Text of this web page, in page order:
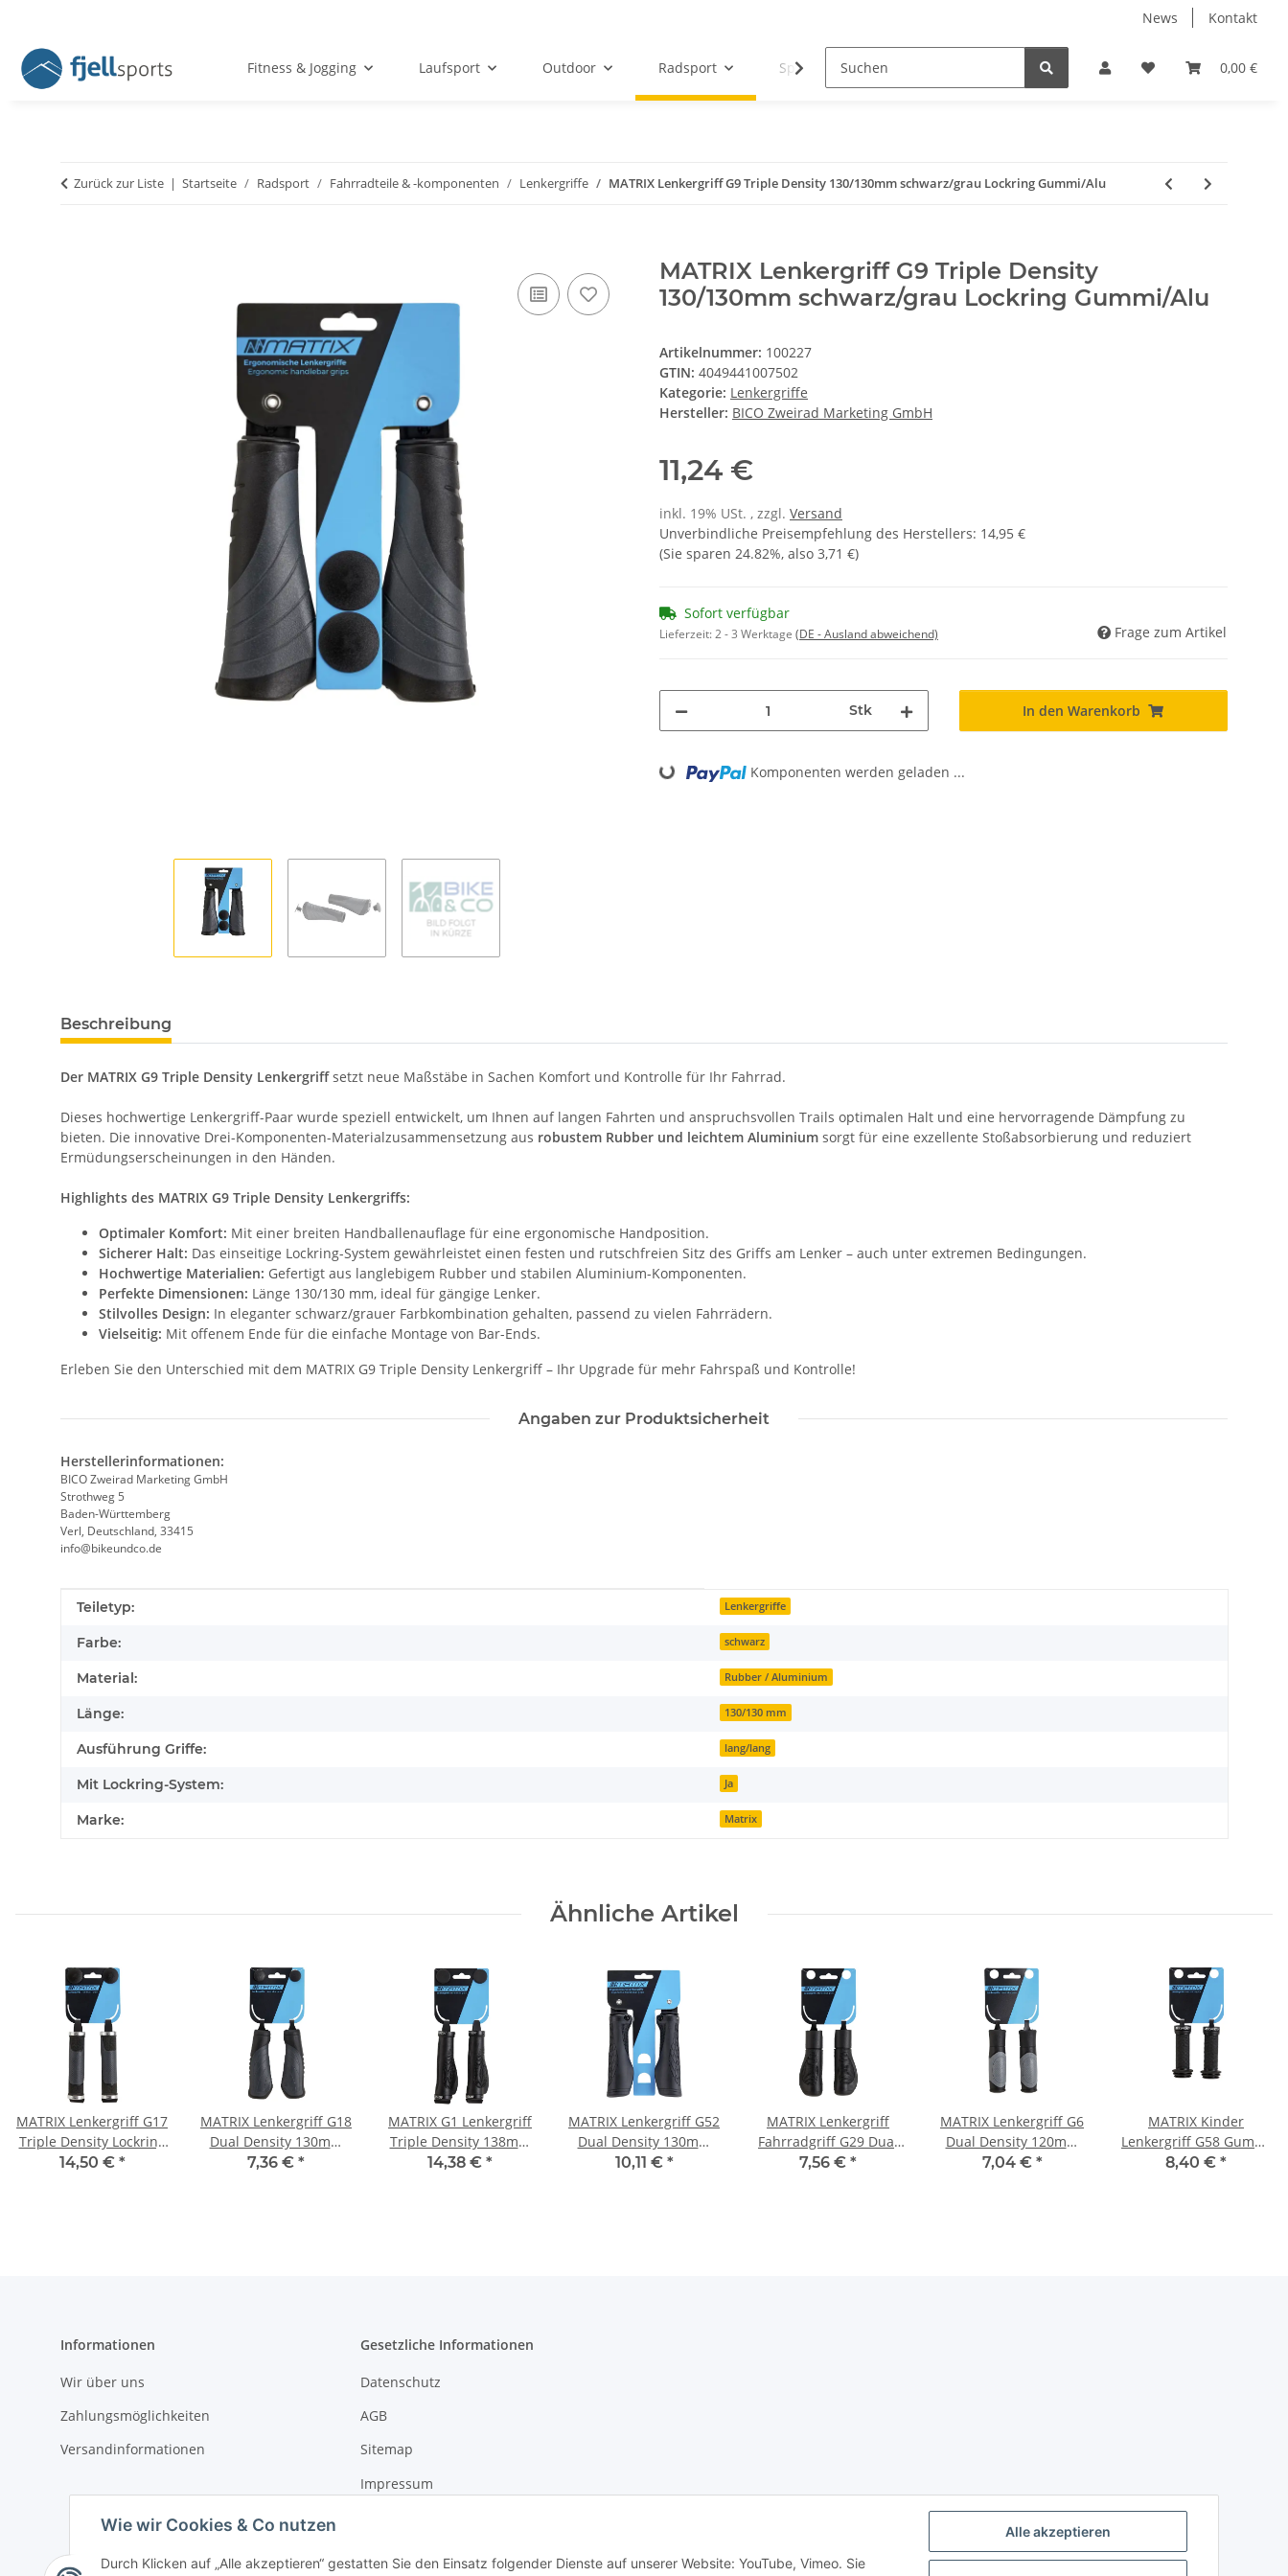
Alle akzeptieren
Wie wir Cookies & Co nutzen
Durch Klicken auf „Alle akzeptieren“ gestatten Sie den Einsatz folgender Dienste auf unserer Website: YouTube, Vimeo. Sie
News Kontakt
0,00 €
Fitness & Jogging Laufsport Outdoor Radsport Sportbekleidung
Zurück zur Liste Startseite Radsport Fahrradteile & -komponenten Lenkergriffe MATRIX Lenkergriff G9 Triple Density 130/130mm schwarz/grau Lockring Gummi/Alu
MATRIX Lenkergriff G9 Triple Density
130/130mm schwarz/grau Lockring Gummi/Alu
Artikelnummer: 100227
GTIN: 4049441007502
Kategorie: Lenkergriffe
Hersteller: BICO Zweirad Marketing GmbH
11,24 €
inkl. 19% USt. , zzgl. Versand
Unverbindliche Preisempfehlung des Herstellers: 14,95 €
(Sie sparen 24.82%, also 3,71 €)
Sofort verfügbar
Lieferzeit:2 - 3 Werktage (DE - Ausland abweichend) Frage zum Artikel
Stk In den Warenkorb
Loading... Komponenten werden geladen ...
Beschreibung
Der MATRIX G9 Triple Density Lenkergriffsetzt neue Maßstäbe in Sachen Komfort und Kontrolle für Ihr Fahrrad.
Dieses hochwertige Lenkergriff-Paar wurde speziell entwickelt, um Ihnen auf langen Fahrten und anspruchsvollen Trails optimalen Halt und eine hervorragende Dämpfung zu
bieten. Die innovative Drei-Komponenten-Materialzusammensetzung aus robustem Rubber und leichtem Aluminium sorgt für eine exzellente Stoßabsorbierung und reduziert
Ermüdungserscheinungen in den Händen.
Highlights des MATRIX G9 Triple Density Lenkergriffs:
Optimaler Komfort: Mit einer breiten Handballenauflage für eine ergonomische Handposition.
Sicherer Halt: Das einseitige Lockring-System gewährleistet einen festen und rutschfreien Sitz des Griffs am Lenker – auch unter extremen Bedingungen.
Hochwertige Materialien: Gefertigt aus langlebigem Rubber und stabilen Aluminium-Komponenten.
Perfekte Dimensionen: Länge 130/130 mm, ideal für gängige Lenker.
Stilvolles Design: In eleganter schwarz/grauer Farbkombination gehalten, passend zu vielen Fahrrädern.
Vielseitig: Mit offenem Ende für die einfache Montage von Bar-Ends.
Erleben Sie den Unterschied mit dem MATRIX G9 Triple Density Lenkergriff – Ihr Upgrade für mehr Fahrspaß und Kontrolle!
Angaben zur Produktsicherheit
Herstellerinformationen:
BICO Zweirad Marketing GmbH
Strothweg 5
Baden-Württemberg
Verl, Deutschland, 33415
info@bikeundco.de
Produkteigenschaft
Wert
Teiletyp: Lenkergriffe
Farbe: schwarz
Material: Rubber / Aluminium
Länge: 130/130 mm
Ausführung Griffe: lang/lang
Mit Lockring-System: Ja
Marke: Matrix
Ähnliche Artikel
MATRIX Lenkergriff G17
Triple Density Lockring
130mm schwarz/grau
14,50 € *
MATRIX Lenkergriff G18
Dual Density 130mm
schwarz/grau Rubber
7,36 € *
MATRIX G1 Lenkergriff
Triple Density 138mm
Schwarz Alu Lockring
14,38 € *
MATRIX Lenkergriff G52
Dual Density 130mm
lang/lang Gummi
10,11 € *
MATRIX Lenkergriff
Fahrradgriff G29 Dual
Density Comfort
7,56 € *
MATRIX Lenkergriff G6
Dual Density 120mm
schwarz/grau Rubber
7,04 € *
MATRIX Kinder
Lenkergriff G58 Gummi
schwarz 102mm mit
8,40 € *
Informationen
Wir über uns
Zahlungsmöglichkeiten
Versandinformationen
Gesetzliche Informationen
Datenschutz
AGB
Sitemap
Impressum